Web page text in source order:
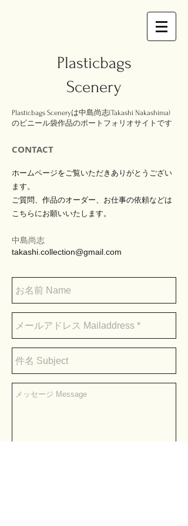
Plasticbags
Scenery
Plasticbags Sceneryは中島尚志(Takashi Nakashima)
のビニール袋作品のポートフォリオサイトです
CONTACT
ホームページをご覧いただきありがとうござい
ます。​
ご質問、作品のオーダー、 ​お仕事の依頼などは
こちらにお願いいたします。
​中島尚志
takashi.collection@gmail.com